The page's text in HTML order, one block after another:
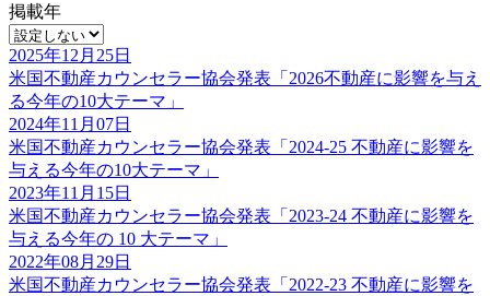
掲載年
2025年12月25日
米国不動産カウンセラー協会発表「2026不動産に影響を与え
る今年の10大テーマ」
2024年11月07日
米国不動産カウンセラー協会発表「2024-25 不動産に影響を
与える今年の10大テーマ」
2023年11月15日
米国不動産カウンセラー協会発表「2023-24 不動産に影響を
与える今年の 10 大テーマ」
2022年08月29日
米国不動産カウンセラー協会発表「2022-23 不動産に影響を